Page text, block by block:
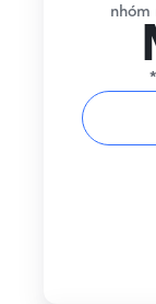
nhóm